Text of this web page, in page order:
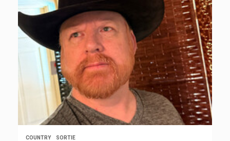
COUNTRY SORTIE